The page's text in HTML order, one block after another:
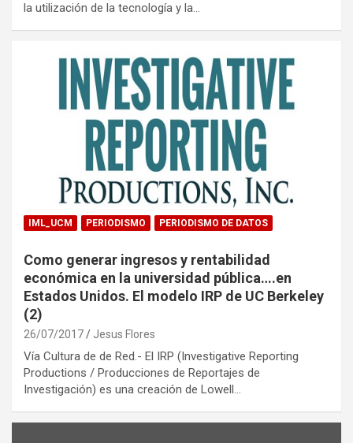
la utilización de la tecnología y la…
IML_UCM PERIODISMO PERIODISMO DE DATOS
Como generar ingresos y rentabilidad
económica en la universidad pública….en
Estados Unidos. El modelo IRP de UC Berkeley
(2)
26/07/2017 Jesus Flores
Vía Cultura de de Red.- El IRP (Investigative Reporting
Productions / Producciones de Reportajes de
Investigación) es una creación de Lowell…